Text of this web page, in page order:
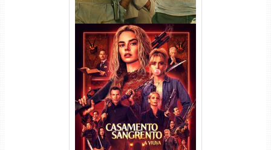
Casamento Sangrento: A
Viúva Torrent (2026) WEB-DL
720p/1080p/4K Dual Áudio